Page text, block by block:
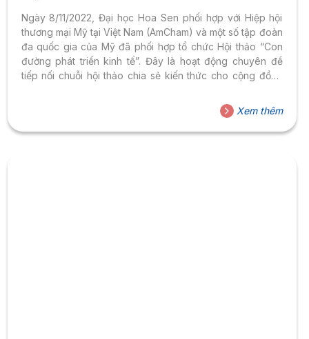
HỒI SAU ĐẠI DỊCH
Ngày 8/11/2022, Đại học Hoa Sen phối hợp với Hiệp hội
thương mại Mỹ tại Việt Nam (AmCham) và một số tập đoàn
đa quốc gia của Mỹ đã phối hợp tổ chức Hội thảo “Con
đường phát triển kinh tế”. Đây là hoạt động chuyên đề
tiếp nối chuỗi hội thảo chia sẻ kiến thức cho cộng đồng
cấp thông tin một cách thiết thực nhất về nền kinh tế trong
nước được phục hồi sau đại dịch COVID-19, giúp doanh
nghiệp khắc phục khó khăn và...
Xem thêm